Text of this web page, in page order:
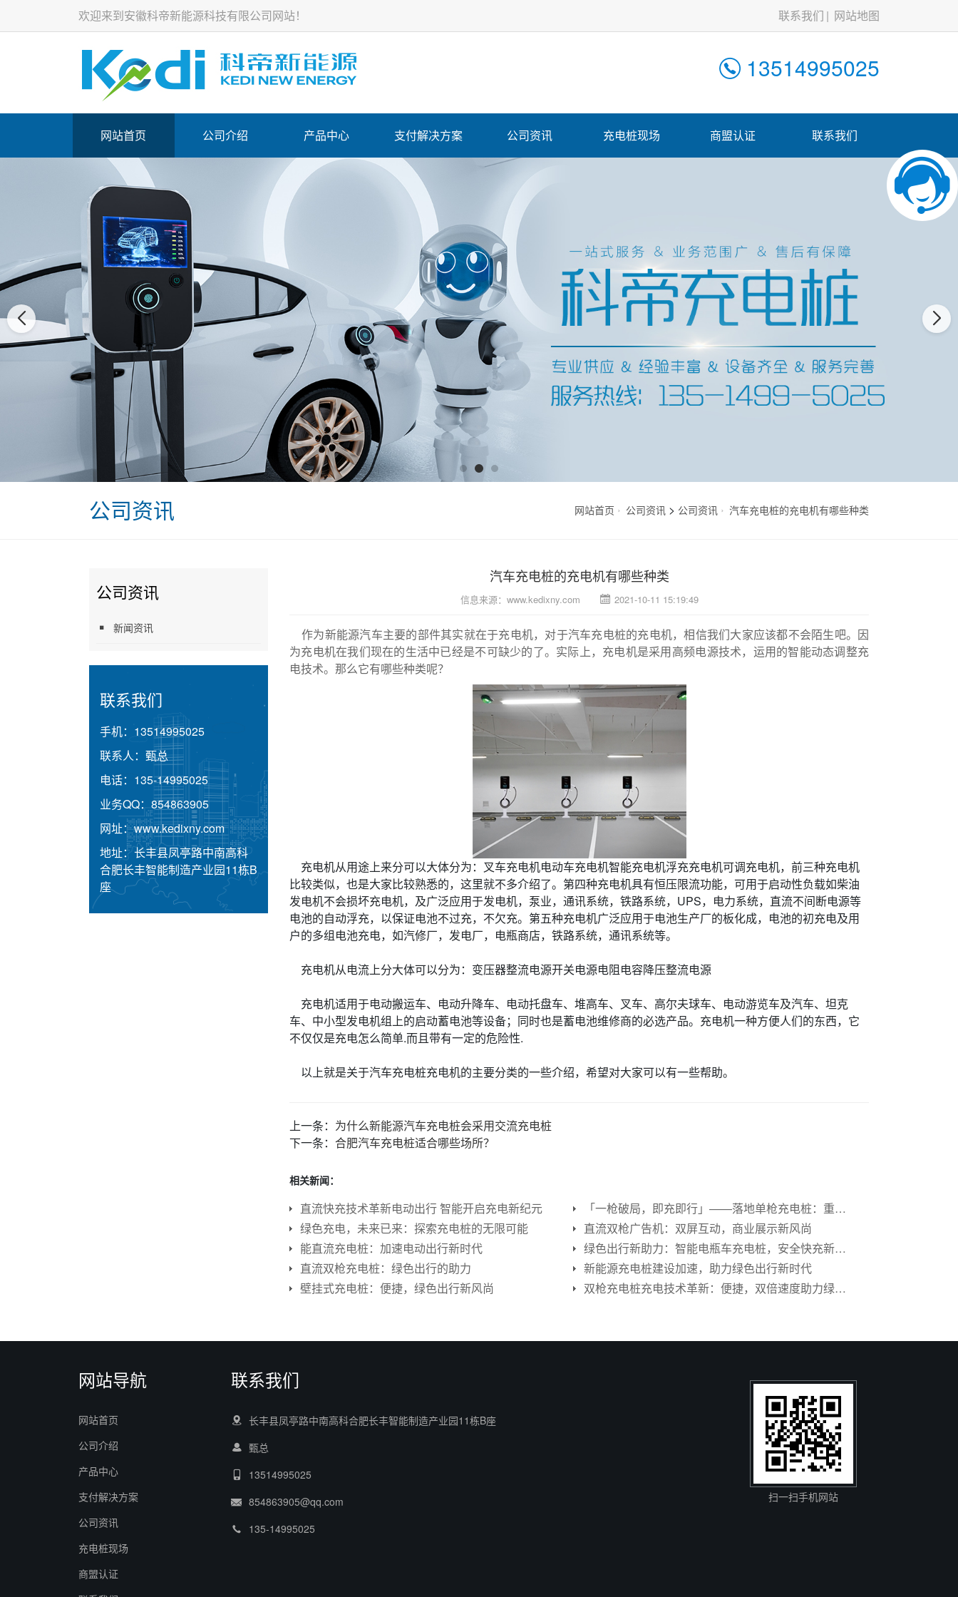
欢迎来到安徽科帝新能源科技有限公司网站！ 联系我们 网站地图
13514995025
网站首页 公司介绍 产品中心 支付解决方案 公司资讯 充电桩现场 商盟认证 联系我们
公司资讯 网站首页 公司资讯> 公司资讯 汽车充电桩的充电机有哪些种类
公司资讯
新闻资讯
联系我们
手机： 13514995025
联系人： 甄总
电话： 135-14995025
业务QQ： 854863905
网址：www.kedixny.com
地址：长丰县凤亭路中南高科
合肥长丰智能制造产业园11栋B
座
汽车充电桩的充电机有哪些种类
信息来源： www.kedixny.com 2021-10-11 15:19:49
作为新能源汽车主要的部件其实就在于充电机，对于汽车充电桩的充电机，相信我们大家应该都不会陌生吧。因
为充电机在我们现在的生活中已经是不可缺少的了。实际上，充电机是采用高频电源技术，运用的智能动态调整充
电技术。那么它有哪些种类呢？
充电机从用途上来分可以大体分为：叉车充电机电动车充电机智能充电机浮充充电机可调充电机，前三种充电机
比较类似，也是大家比较熟悉的，这里就不多介绍了。第四种充电机具有恒压限流功能，可用于启动性负载如柴油
发电机不会损坏充电机，及广泛应用于发电机，泵业，通讯系统，铁路系统，UPS，电力系统，直流不间断电源等
电池的自动浮充，以保证电池不过充，不欠充。第五种充电机广泛应用于电池生产厂的板化成，电池的初充电及用
户的多组电池充电，如汽修厂，发电厂，电瓶商店，铁路系统，通讯系统等。
充电机从电流上分大体可以分为：变压器整流电源开关电源电阻电容降压整流电源
充电机适用于电动搬运车、电动升降车、电动托盘车、堆高车、叉车、高尔夫球车、电动游览车及汽车、坦克
车、中小型发电机组上的启动蓄电池等设备；同时也是蓄电池维修商的必选产品。充电机一种方便人们的东西，它
不仅仅是充电怎么简单.而且带有一定的危险性.
以上就是关于汽车充电桩充电机的主要分类的一些介绍，希望对大家可以有一些帮助。
上一条： 为什么新能源汽车充电桩会采用交流充电桩
下一条： 合肥汽车充电桩适合哪些场所？
相关新闻：
直流快充技术革新电动出行 智能开启充电新纪元
「一枪破局，即充即行」——落地单枪充电桩：重构补能网络的“神经元”
绿色充电，未来已来：探索充电桩的无限可能
直流双枪广告机：双屏互动，商业展示新风尚
能直流充电桩：加速电动出行新时代
绿色出行新助力：智能电瓶车充电桩，安全快充新体验
直流双枪充电桩：绿色出行的助力
新能源充电桩建设加速，助力绿色出行新时代
壁挂式充电桩：便捷，绿色出行新风尚
双枪充电桩充电技术革新：便捷，双倍速度助力绿色出行
网站导航
网站首页
公司介绍
产品中心
支付解决方案
公司资讯
充电桩现场
商盟认证
联系我们
长丰县凤亭路中南高科合肥长丰智能制造产业园11栋B座
甄总
13514995025
854863905@qq.com
135-14995025
扫一扫手机网站